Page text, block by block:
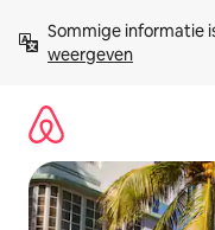
direct
naar
Sommige informatie
weergeven